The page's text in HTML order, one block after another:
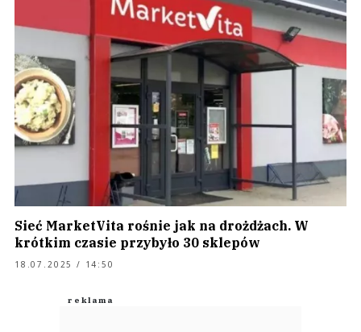
Sieć MarketVita rośnie jak na drożdżach. W
krótkim czasie przybyło 30 sklepów
18.07.2025 / 14:50